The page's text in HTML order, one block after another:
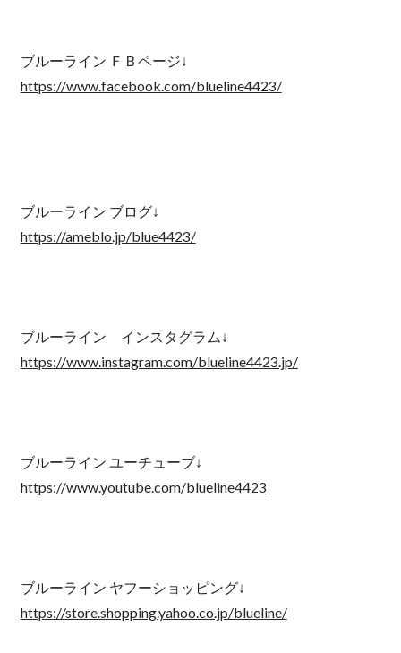
ブルーライン ＦＢページ↓
https://www.facebook.com/blueline4423/
ブルーライン ブログ↓
https://ameblo.jp/blue4423/
ブルーライン インスタグラム↓
https://www.instagram.com/blueline4423.jp/
ブルーライン ユーチューブ↓
https://www.youtube.com/blueline4423
ブルーライン ヤフーショッピング↓
https://store.shopping.yahoo.co.jp/blueline/